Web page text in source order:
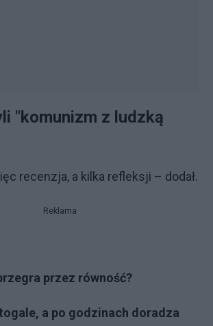
"komunizm z ludzką
recenzja, a kilka refleksji – dodał.
Reklama
przez równość?
a po godzinach doradza